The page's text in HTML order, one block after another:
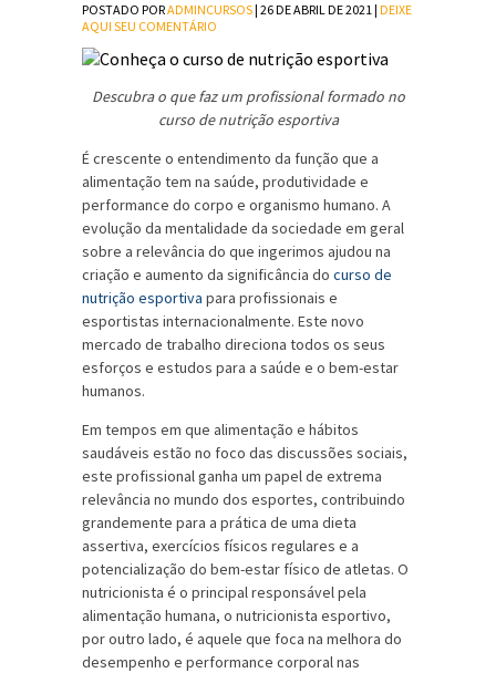
POSTADO PORADMINCURSOS| 26 DE ABRIL DE 2021 | DEIXE
AQUI SEU COMENTÁRIO
Descubra o que faz um profissional formado no
curso de nutrição esportiva
É crescente o entendimento da função que a
alimentação tem na saúde, produtividade e
performance do corpo e organismo humano. A
evolução da mentalidade da sociedade em geral
sobre a relevância do que ingerimos ajudou na
criação e aumento da significância do curso de
nutrição esportiva para profissionais e
esportistas internacionalmente. Este novo
mercado de trabalho direciona todos os seus
esforços e estudos para a saúde e o bem-estar
humanos.
Em tempos em que alimentação e hábitos
saudáveis estão no foco das discussões sociais,
este profissional ganha um papel de extrema
relevância no mundo dos esportes, contribuindo
grandemente para a prática de uma dieta
assertiva, exercícios físicos regulares e a
potencialização do bem-estar físico de atletas. O
nutricionista é o principal responsável pela
alimentação humana, o nutricionista esportivo,
por outro lado, é aquele que foca na melhora do
desempenho e performance corporal nas